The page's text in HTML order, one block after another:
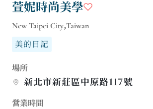
萱妮時尚美學
New Taipei City,Taiwan
美的日記
場所
新北市新莊區中原路117號
営業時間